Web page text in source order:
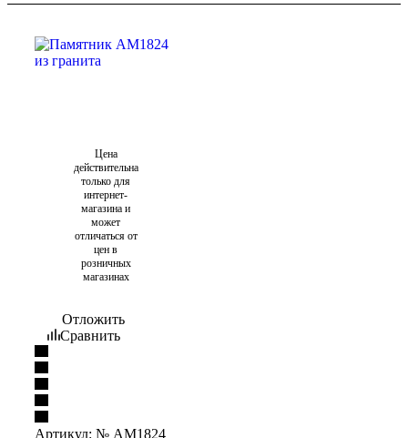
Цена
действительна
только для
интернет-
магазина и
может
отличаться от
цен в
розничных
магазинах
Отложить
Сравнить
Артикул: № AM1824